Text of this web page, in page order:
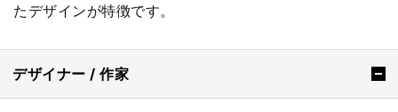
たデザインが特徴です。
デザイナー / 作家